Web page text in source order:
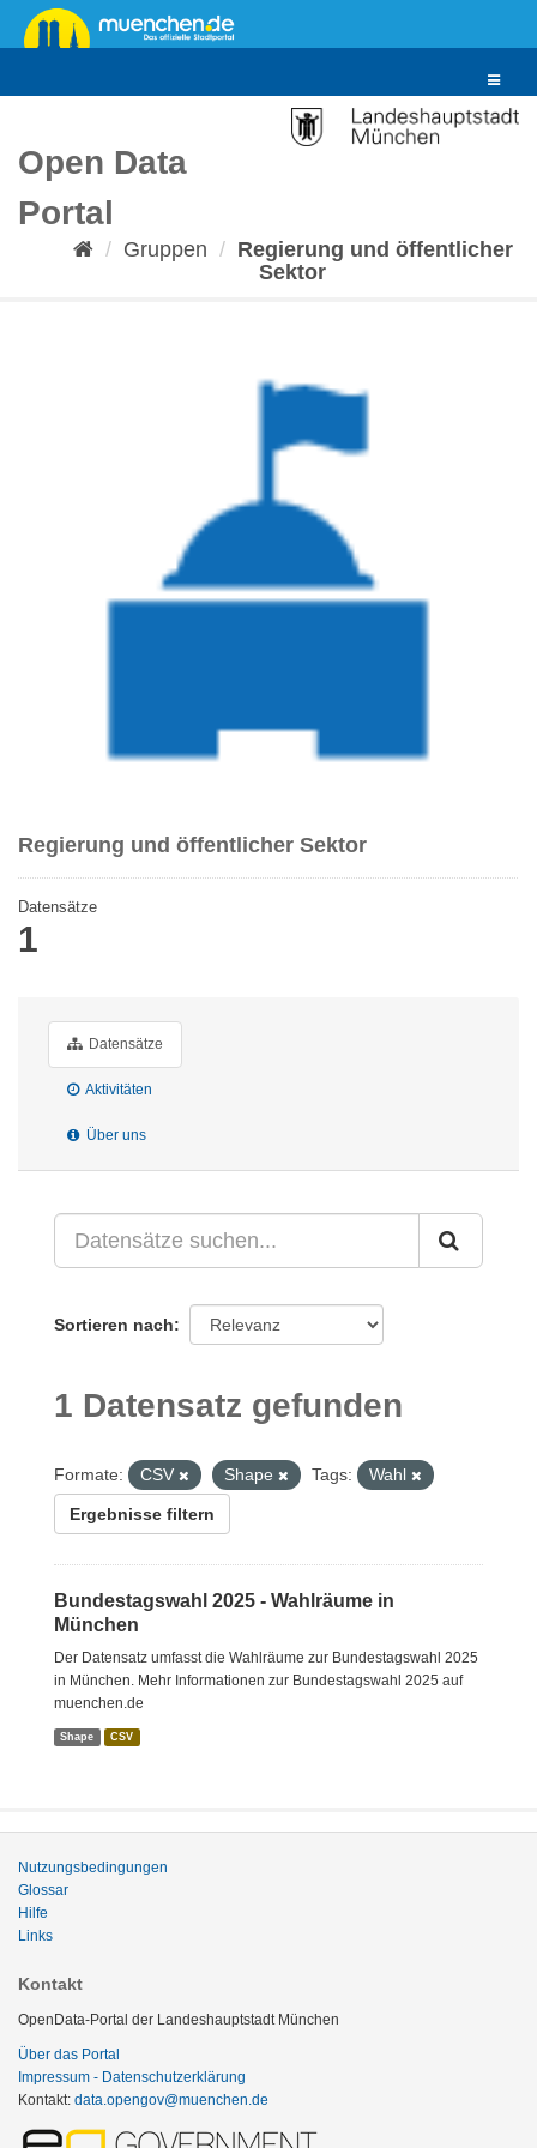
Überspringen
zum
Toggle
Open Data
Portal
Gruppen
Regierung und öffentlicher
Sektor
Regierung und öffentlicher Sektor
Datensätze
1
Datensätze
Aktivitäten
Über uns
Sortieren nach
1 Datensatz gefunden
Formate: CSV Shape Tags: Wahl
Ergebnisse filtern
Bundestagswahl 2025 - Wahlräume in
München
Der Datensatz umfasst die Wahlräume zur Bundestagswahl 2025
in München. Mehr Informationen zur Bundestagswahl 2025 auf
muenchen.de
Shape CSV
Nutzungsbedingungen
Glossar
Hilfe
Links
Kontakt
OpenData-Portal der Landeshauptstadt München
Über das Portal
Impressum - Datenschutzerklärung
Kontakt: data.opengov@muenchen.de